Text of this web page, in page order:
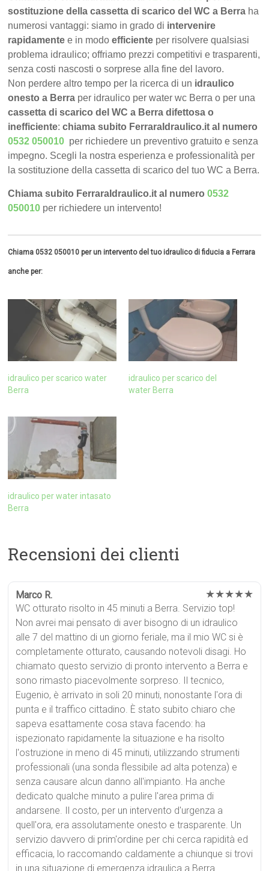
sostituzione della cassetta di scarico del WC a Berra ha
numerosi vantaggi: siamo in grado di intervenire
rapidamente e in modoefficiente per risolvere qualsiasi
problema idraulico; offriamo prezzi competitivi e trasparenti,
senza costi nascosti o sorprese alla fine del lavoro.
Non perdere altro tempo per la ricerca di un idraulico
onesto a Berra per idraulico per water wc Berra o per una
cassetta di scarico del WC a Berra difettosa o
inefficiente:chiama subito FerraraIdraulico.it al numero
0532 050010 per richiedere un preventivo gratuito e senza
impegno. Scegli la nostra esperienza e professionalità per
la sostituzione della cassetta di scarico del tuo WC a Berra.
Chiama subito FerraraIdraulico.it al numero0532
050010 per richiedere un intervento!
Chiama 0532 050010 per un intervento del tuo idraulico di fiducia a Ferrara
anche per:
idraulico per scarico water
Berra
idraulico per scarico del
water Berra
idraulico per water intasato
Berra
Recensioni dei clienti
Marco R. ★★★★★
WC otturato risolto in 45 minuti a Berra. Servizio top!
Non avrei mai pensato di aver bisogno di un idraulico
alle 7 del mattino di un giorno feriale, ma il mio WC si è
completamente otturato, causando notevoli disagi. Ho
chiamato questo servizio di pronto intervento a Berra e
sono rimasto piacevolmente sorpreso. Il tecnico,
Eugenio, è arrivato in soli 20 minuti, nonostante l'ora di
punta e il traffico cittadino. È stato subito chiaro che
sapeva esattamente cosa stava facendo: ha
ispezionato rapidamente la situazione e ha risolto
l'ostruzione in meno di 45 minuti, utilizzando strumenti
professionali (una sonda flessibile ad alta potenza) e
senza causare alcun danno all'impianto. Ha anche
dedicato qualche minuto a pulire l'area prima di
andarsene. Il costo, per un intervento d'urgenza a
quell'ora, era assolutamente onesto e trasparente. Un
servizio davvero di prim'ordine per chi cerca rapidità ed
efficacia, lo raccomando caldamente a chiunque si trovi
in una situazione di emergenza idraulica a Berra.